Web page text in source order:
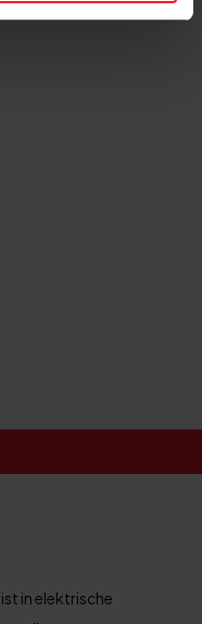
in elektrische